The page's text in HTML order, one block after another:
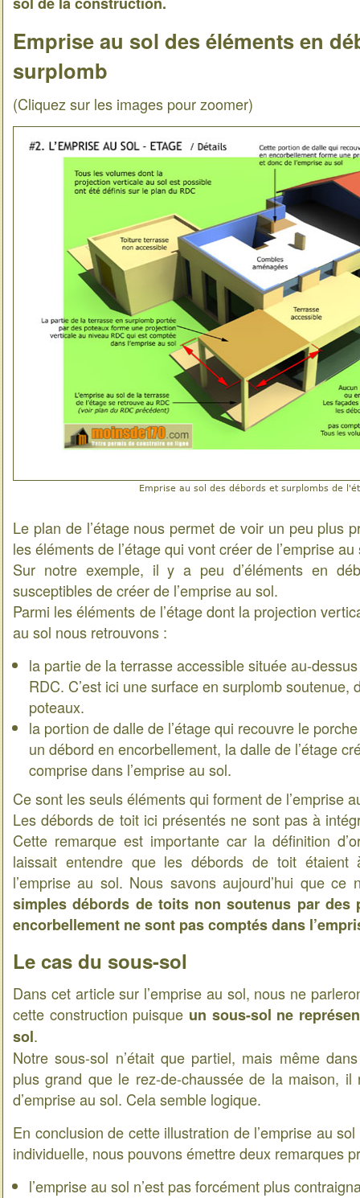
Emprise au sol des éléments en
surplomb
(Cliquez sur les images pour zoomer)
Emprise au sol des débords et surplombs de
Le plan de l’étage nous permet de voir un peu plus
les éléments de l’étage qui vont créer de l’emprise au
Sur notre exemple, il y a peu d’éléments en
susceptibles de créer de l’emprise au sol.
Parmi les éléments de l’étage dont la projection
au sol nous retrouvons :
la partie de la terrasse accessible située au-
RDC. C’est ici une surface en surplomb soutenue,
poteaux.
la portion de dalle de l’étage qui recouvre le
un débord en encorbellement, la dalle de l’étage
comprise dans l’emprise au sol.
Ce sont les seuls éléments qui forment de l’emprise
Les débords de toit ici présentés ne sont pas à
Cette remarque est importante car la définition
laissait entendre que les débords de toit étaient
l’emprise au sol. Nous savons aujourd’hui que
simples débords de toits non soutenus par des
encorbellement ne sont pas comptés dans
Le cas du sous-sol
Dans cet article sur l’emprise au sol, nous ne
cette construction puisque un sous-sol ne
sol.
Notre sous-sol n’était que partiel, mais même
plus grand que le rez-de-chaussée de la maison, il
d’emprise au sol. Cela semble logique.
En conclusion de cette illustration de l’emprise au
individuelle, nous pouvons émettre deux remarques
l’emprise au sol n’est pas forcément plus